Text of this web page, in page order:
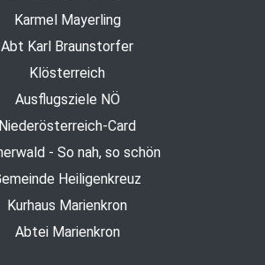
Karmel Mayerling
Abt Karl Braunstorfer
Klösterreich
Ausflugsziele NÖ
Niederösterreich-Card
- So nah, so schön
Heiligenkreuz
Kurhaus Marienkron
Abtei Marienkron